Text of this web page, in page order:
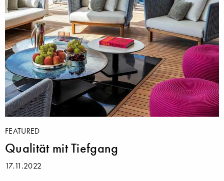
FEATURED
Qualität mit Tiefgang
17.11.2022